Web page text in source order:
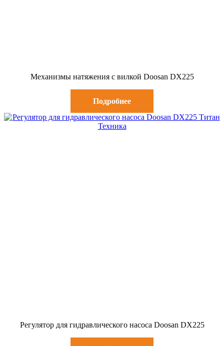
Механизмы натяжения с вилкой Doosan DX225
Подробнее
Регулятор для гидравлического насоса Doosan DX225